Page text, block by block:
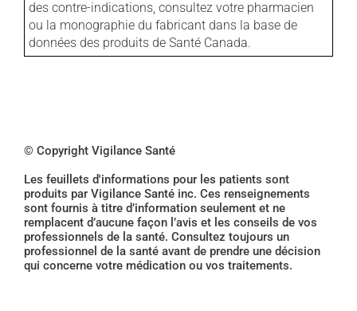
des contre-indications, consultez votre pharmacien
ou la monographie du fabricant dans la base de
données des produits de Santé Canada.
© Copyright Vigilance Santé
Les feuillets d'informations pour les patients sont
produits par Vigilance Santé inc. Ces renseignements
sont fournis à titre d’information seulement et ne
remplacent d’aucune façon l’avis et les conseils de vos
professionnels de la santé. Consultez toujours un
professionnel de la santé avant de prendre une décision
qui concerne votre médication ou vos traitements.